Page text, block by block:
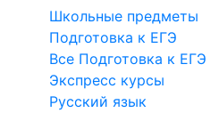
Школьные предметы
Подготовка к ЕГЭ
Все Подготовка к ЕГЭ
Экспресс курсы
Русский язык